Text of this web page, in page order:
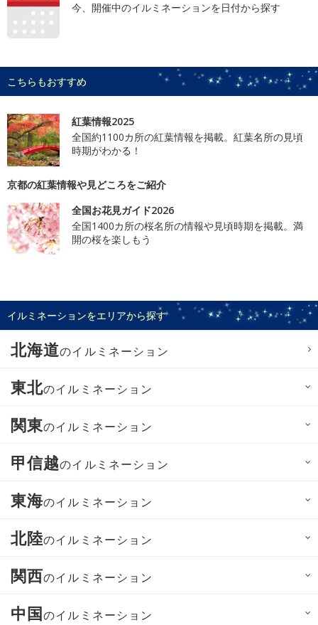
今、開催中のイルミネーションを日付から探す
こちらもおすすめ
紅葉情報2025
全国約1100カ所の紅葉情報を掲載。紅葉名所の見頃
時期がわかる！
京都の紅葉情報や見どころをご紹介
全国お花見ガイド2026
全国1400カ所の桜名所の情報や見頃時期を掲載。満
開の桜を楽しもう
イルミネーションをエリアから探す
北海道のイルミネーション
東北のイルミネーション
関東のイルミネーション
甲信越のイルミネーション
東海のイルミネーション
北陸のイルミネーション
関西のイルミネーション
中国のイルミネーション